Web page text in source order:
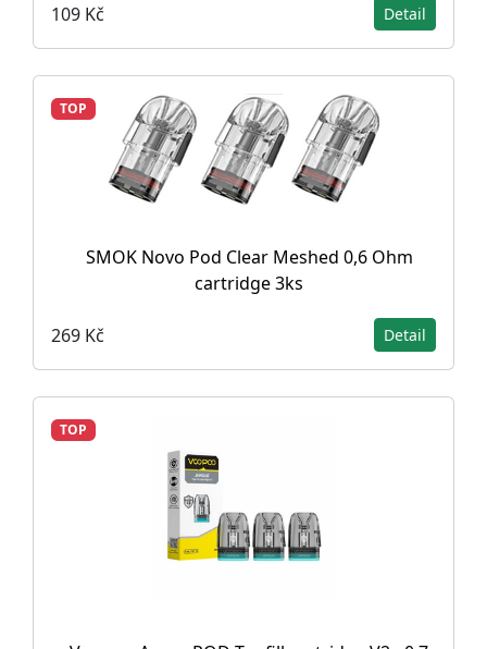
109 Kč Detail
TOP
SMOK Novo Pod Clear Meshed 0,6 Ohm
cartridge 3ks
269 Kč Detail
TOP